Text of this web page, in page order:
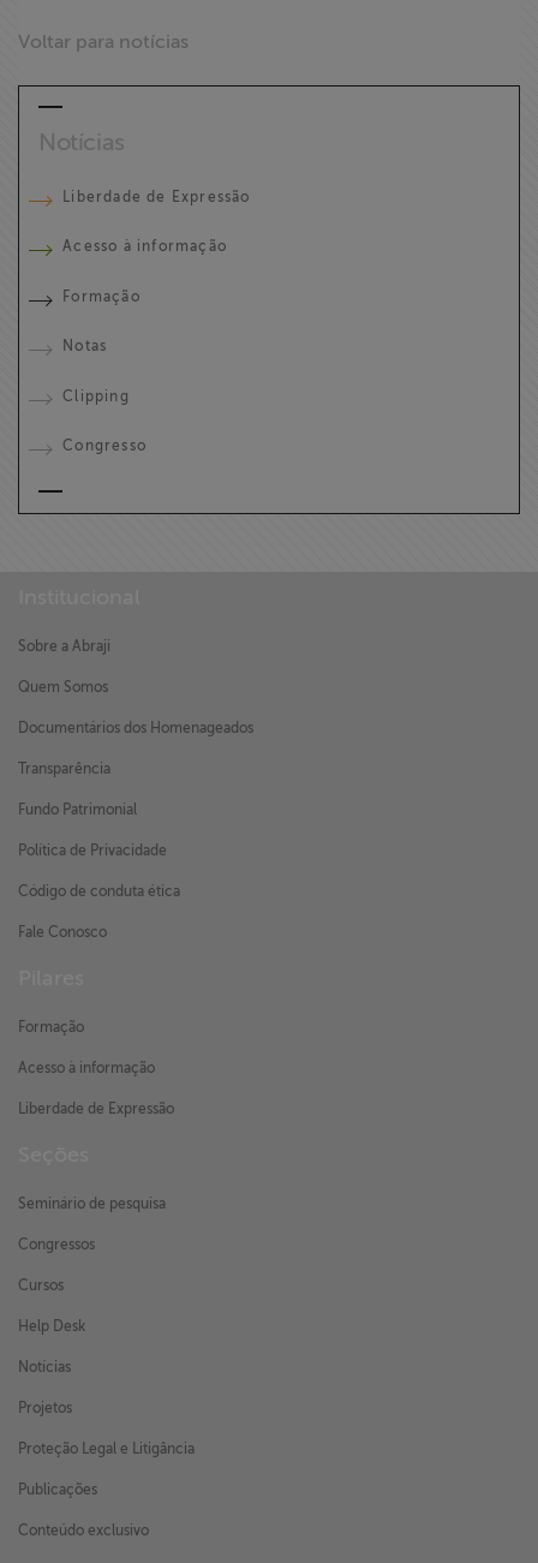
Voltar para notícias
Notícias
Liberdade de Expressão
Acesso à informação
Formação
Notas
Clipping
Congresso
Sobre a Abraji
Quem Somos
Documentários dos Homenageados
Transparência
Fundo Patrimonial
Política de Privacidade
Código de conduta ética
Fale Conosco
Formação
Acesso à informação
Liberdade de Expressão
Seminário de pesquisa
Congressos
Cursos
Help Desk
Notícias
Projetos
Proteção Legal e Litigância
Publicações
Conteúdo exclusivo